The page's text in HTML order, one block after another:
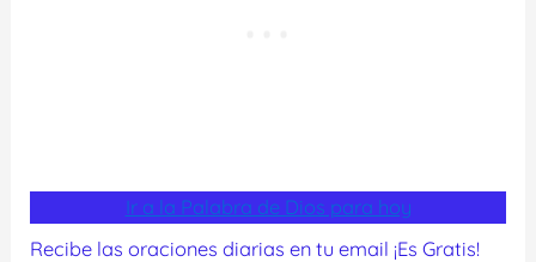
Ir a la Palabra de Dios para hoy
Recibe las oraciones diarias en tu email ¡Es Gratis!